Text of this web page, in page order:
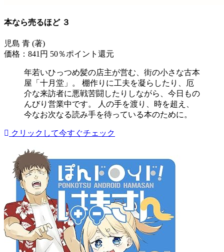
本なら売るほど ３
児島 青 (著)
価格：841円 50％ポイント還元
年若いひっつめ髪の店主が営む、街の小さな古本
屋「十月堂」。 棚作りに工夫を凝らしたり、厄
介な来訪者に悪戦苦闘したりしながら、今日もの
んびり営業中です。 人の手を渡り、時を超え、
今なお次なる読み手を待っている本のために。
クリックして今すぐチェック